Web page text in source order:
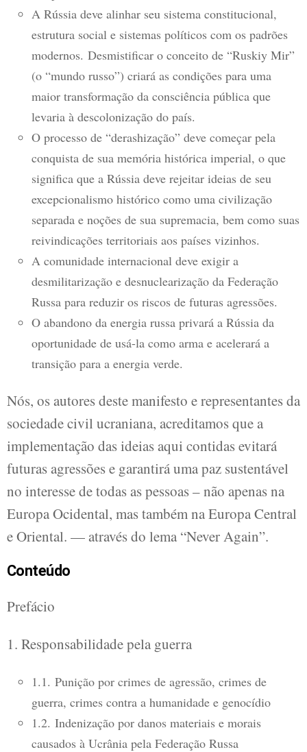
A Rússia deve alinhar seu sistema constitucional,
estrutura social e sistemas políticos com os padrões
modernos. Desmistificar o conceito de “Ruskiy Mir”
(o “mundo russo”) criará as condições para uma
maior transformação da consciência pública que
levaria à descolonização do país.
O processo de “derashização” deve começar pela
conquista de sua memória histórica imperial, o que
significa que a Rússia deve rejeitar ideias de seu
excepcionalismo histórico como uma civilização
separada e noções de sua supremacia, bem como suas
reivindicações territoriais aos países vizinhos.
A comunidade internacional deve exigir a
desmilitarização e desnuclearização da Federação
Russa para reduzir os riscos de futuras agressões.
O abandono da energia russa privará a Rússia da
oportunidade de usá-la como arma e acelerará a
transição para a energia verde.
Nós, os autores deste manifesto e representantes da
sociedade civil ucraniana, acreditamos que a
implementação das ideias aqui contidas evitará
futuras agressões e garantirá uma paz sustentável
no interesse de todas as pessoas – não apenas na
Europa Ocidental, mas também na Europa Central
e Oriental. — através do lema “Never Again”.
Conteúdo
Prefácio
1. Responsabilidade pela guerra
1.1. Punição por crimes de agressão, crimes de
guerra, crimes contra a humanidade e genocídio
1.2. Indenização por danos materiais e morais
causados ​​à Ucrânia pela Federação Russa